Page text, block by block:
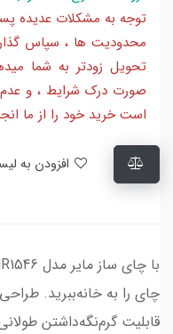
توجه به مشکلات عدیده
محدودیت ها ، سپاس
تحویل زودتر به شما
صورت درک شرایط ، و عدم
است خرید خود را از ما
چای را به خانه‌ببرید.
قابلیت گرم‌نگه‌داشتن